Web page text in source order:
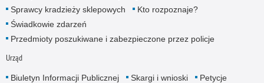
Sprawcy kradzieży sklepowych
Kto rozpoznaje?
Świadkowie zdarzeń
Przedmioty poszukiwane i zabezpieczone przez policje
Urząd
Biuletyn Informacji Publicznej Skargi i wnioski Petycje